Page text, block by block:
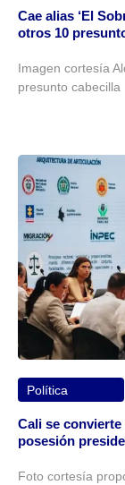
Cae alias ‘El
otros 10
Imagen cortesía
presunto cabecilla
Política
Cali se
posesión
Foto cortesía